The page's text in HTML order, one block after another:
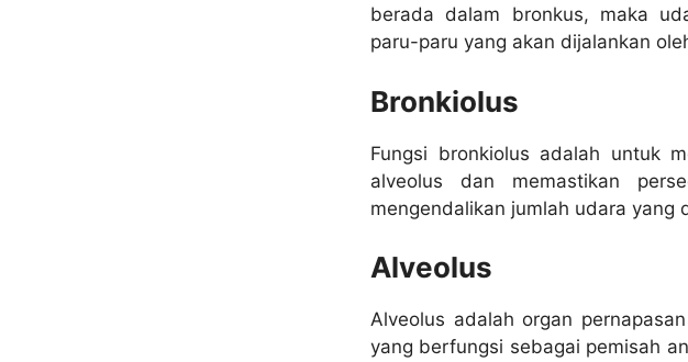
berada dalam bronkus, maka
paru-paru yang akan dijalankan
Bronkiolus
Fungsi bronkiolus adalah untuk
alveolus dan memastikan
mengendalikan jumlah udara yang
Alveolus
Alveolus adalah organ
yang berfungsi sebagai pemisah